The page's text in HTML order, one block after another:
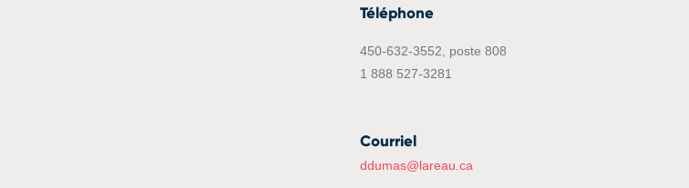
Téléphone
450-632-3552, poste 808
1 888 527-3281
Courriel
ddumas@lareau.ca